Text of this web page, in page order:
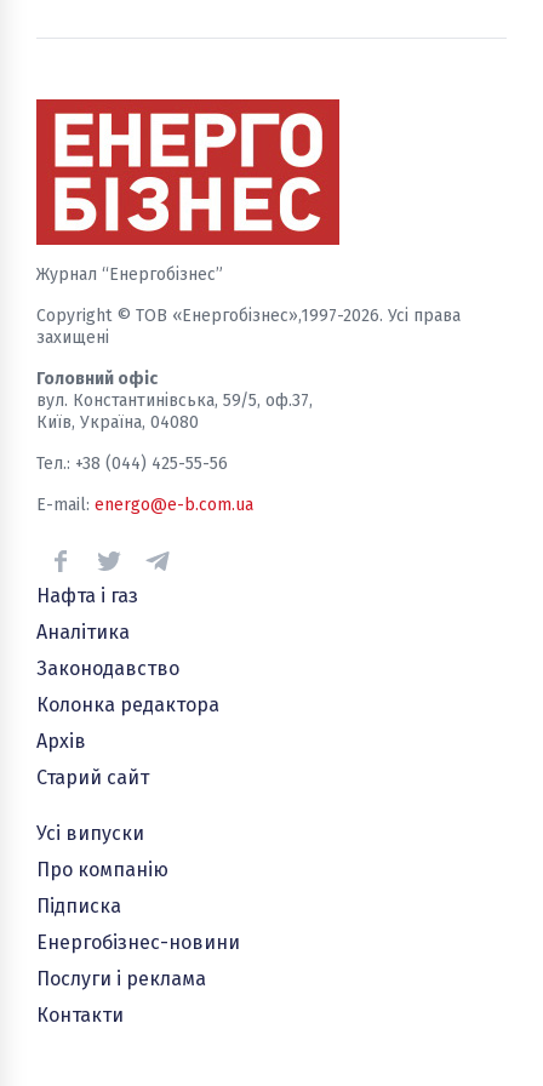
тому, щоб об’єднати вже наявні енергетичні
активи та підготувати громаду до співпраці з
інвесторами.
Журнал “Енергобізнес”
Copyright © ТОВ «Енергобізнес»,1997-2026. Усі права
захищені
Головний офіс
вул. Константинівська, 59/5, оф.37,
Київ, Україна, 04080
Тел.: +38 (044) 425-55-56
E-mail: energo@e-b.com.ua
Нафта і газ
Аналітика
Законодавство
Колонка редактора
Архів
Старий сайт
Усі випуски
Про компанію
Підписка
Енергобізнес-новини
Послуги і реклама
Контакти